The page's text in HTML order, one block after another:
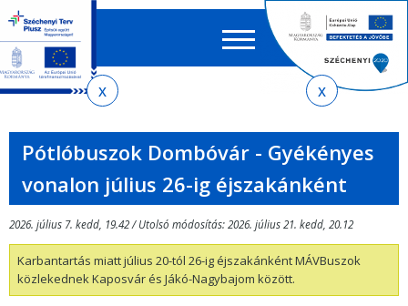
menetrendkeresőhöz
almenühöz
tartalomra
oldaltérképre
EN HU
űrlap
Pótlóbuszok Dombóvár - Gyékényes
vonalon július 26-ig éjszakánként
2026. július 7. kedd, 19.42 / Utolsó módosítás: 2026. július 21. kedd, 20.12
Karbantartás miatt július 20-tól 26-ig éjszakánként MÁVBuszok
közlekednek Kaposvár és Jákó-Nagybajom között.